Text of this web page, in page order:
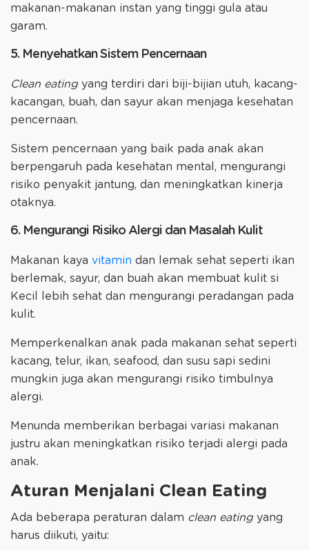
makanan-makanan instan yang tinggi gula atau
garam.
5. Menyehatkan Sistem Pencernaan
Clean eating yang terdiri dari biji-bijian utuh, kacang-
kacangan, buah, dan sayur akan menjaga kesehatan
pencernaan.
Sistem pencernaan yang baik pada anak akan
berpengaruh pada kesehatan mental, mengurangi
risiko penyakit jantung, dan meningkatkan kinerja
otaknya.
6. Mengurangi Risiko Alergi dan Masalah Kulit
Makanan kaya vitamin dan lemak sehat seperti ikan
berlemak, sayur, dan buah akan membuat kulit si
Kecil lebih sehat dan mengurangi peradangan pada
kulit.
Memperkenalkan anak pada makanan sehat seperti
kacang, telur, ikan, seafood, dan susu sapi sedini
mungkin juga akan mengurangi risiko timbulnya
alergi.
Menunda memberikan berbagai variasi makanan
justru akan meningkatkan risiko terjadi alergi pada
anak.
Aturan Menjalani Clean Eating
Ada beberapa peraturan dalam clean eating yang
harus diikuti, yaitu: